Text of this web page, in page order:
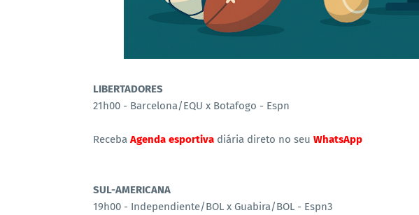
LIBERTADORES
21h00 - Barcelona/EQU x Botafogo - Espn
Receba Agenda esportiva diária direto no seu WhatsApp
SUL-AMERICANA
19h00 - Independiente/BOL x Guabira/BOL - Espn3